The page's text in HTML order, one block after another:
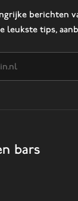
berichten
leukste tips,
bars